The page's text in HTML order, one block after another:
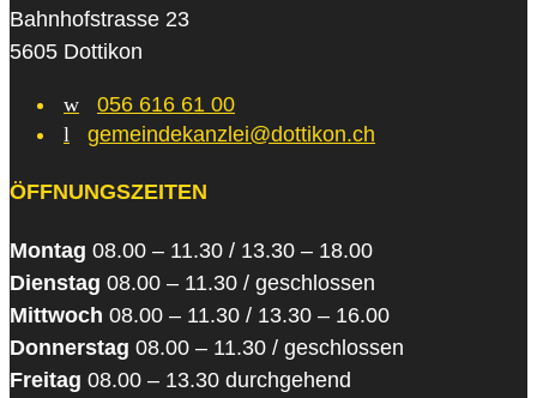
Bahnhofstrasse 23
5605 Dottikon
w
056 616 61 00
l
gemeindekanzlei@dottikon.ch
ÖFFNUNGSZEITEN
Montag 08.00 – 11.30 / 13.30 – 18.00
Dienstag 08.00 – 11.30 / geschlossen
Mittwoch 08.00 – 11.30 / 13.30 – 16.00
Donnerstag 08.00 – 11.30 / geschlossen
Freitag 08.00 – 13.30 durchgehend